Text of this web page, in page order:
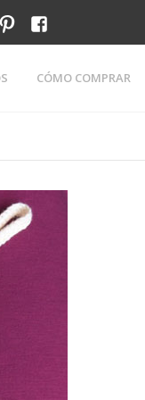
pinterest
CÓMO COMPRAR